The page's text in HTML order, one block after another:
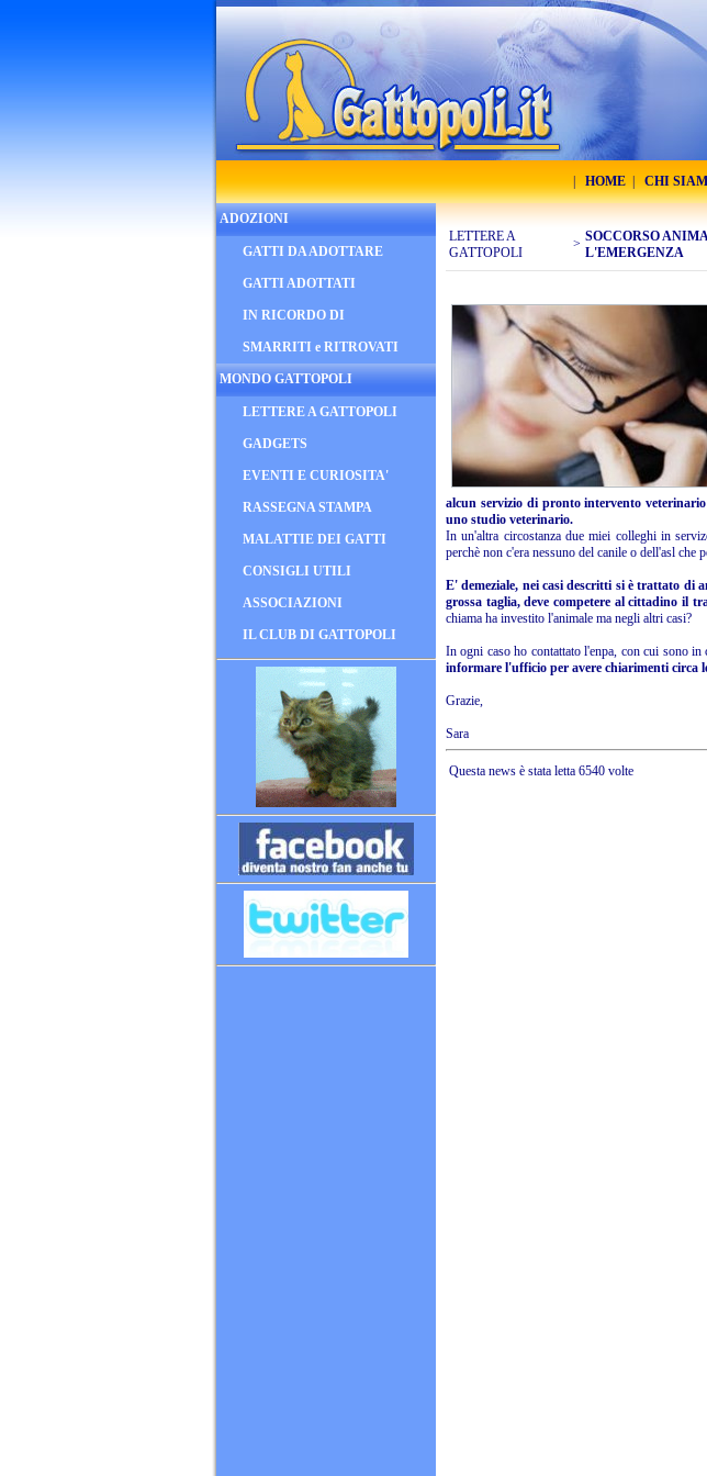
HOME CHI
ADOZIONI
GATTI DA ADOTTARE
GATTI ADOTTATI
IN RICORDO DI
SMARRITI e RITROVATI
MONDO GATTOPOLI
LETTERE A GATTOPOLI
GADGETS
EVENTI E CURIOSITA'
RASSEGNA STAMPA
MALATTIE DEI GATTI
CONSIGLI UTILI
ASSOCIAZIONI
IL CLUB DI GATTOPOLI
LETTERE A
GATTOPOLI
> SOCCORSO
L'EMERGENZA
alcun servizio di pronto intervento
uno studio veterinario.
In un'altra circostanza due miei colleghi in
perchè non c'era nessuno del canile o dell'asl che
E' demeziale, nei casi descritti si è trattato di
grossa taglia, deve competere al cittadino il
chiama ha investito l'animale ma negli altri casi?
In ogni caso ho contattato l'enpa, con cui sono in
informare l'ufficio per avere chiarimenti circa
Grazie,
Sara
Questa news è stata letta 6540 volte